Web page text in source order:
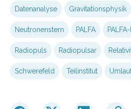
Datenanalyse Gravitationsphysik
Neutronenstern PALFA
Radiopuls Radiopulsar
Schwerefeld Teilinstitut